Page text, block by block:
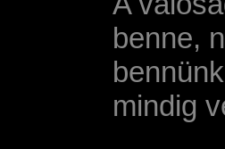
benne,
mindig